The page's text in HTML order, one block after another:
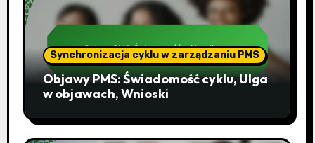
Synchronizacja cyklu w zarządzaniu PMS
Objawy PMS: Świadomość cyklu, Ulga
w objawach, Wnioski